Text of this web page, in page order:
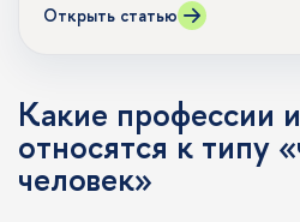
Открыть статью
Какие профессии
относятся к типу
человек»